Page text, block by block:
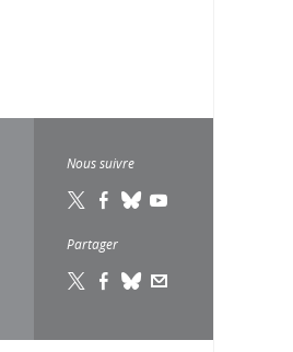
Nous suivre
Partager